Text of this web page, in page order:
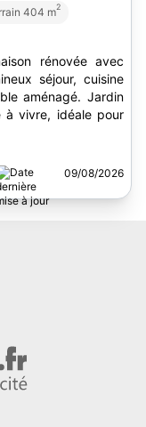
404 m2
rénovée avec
séjour, cuisine
aménagé. Jardin
à vivre, idéale pour
09/08/2026